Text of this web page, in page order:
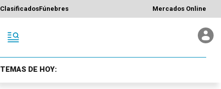
ClasificadosFúnebres Mercados Online
TEMAS DE HOY: